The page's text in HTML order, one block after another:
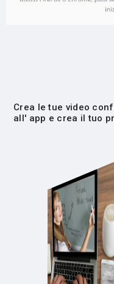
Crea le tue video
all' app e crea il tuo